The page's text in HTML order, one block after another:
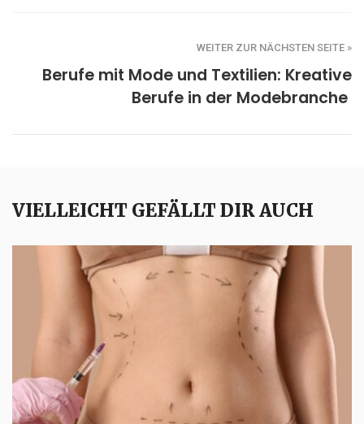
WEITER ZUR NÄCHSTEN SEITE »
Berufe mit Mode und Textilien: Kreative
Berufe in der Modebranche
VIELLEICHT GEFÄLLT DIR AUCH